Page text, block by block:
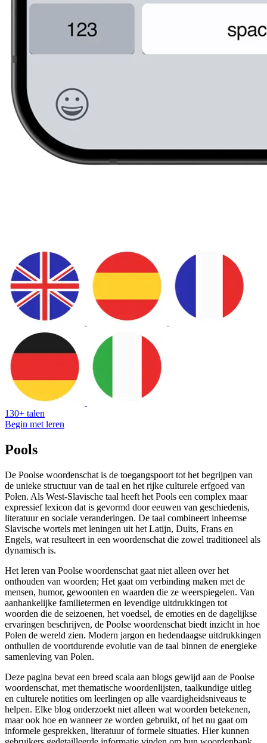
130+ talen
Begin met leren
Pools
De Poolse woordenschat is de toegangspoort tot het begrijpen van
de unieke structuur van de taal en het rijke culturele erfgoed van
Polen. Als West-Slavische taal heeft het Pools een complex maar
expressief lexicon dat is gevormd door eeuwen van geschiedenis,
literatuur en sociale veranderingen. De taal combineert inheemse
Slavische wortels met leningen uit het Latijn, Duits, Frans en
Engels, wat resulteert in een woordenschat die zowel traditioneel als
dynamisch is.
Het leren van Poolse woordenschat gaat niet alleen over het
onthouden van woorden; Het gaat om verbinding maken met de
mensen, humor, gewoonten en waarden die ze weerspiegelen. Van
aanhankelijke familietermen en levendige uitdrukkingen tot
woorden die de seizoenen, het voedsel, de emoties en de dagelijkse
ervaringen beschrijven, de Poolse woordenschat biedt inzicht in hoe
Polen de wereld zien. Modern jargon en hedendaagse uitdrukkingen
onthullen de voortdurende evolutie van de taal binnen de energieke
samenleving van Polen.
Deze pagina bevat een breed scala aan blogs gewijd aan de Poolse
woordenschat, met thematische woordenlijsten, taalkundige uitleg
en culturele notities om leerlingen op alle vaardigheidsniveaus te
helpen. Elke blog onderzoekt niet alleen wat woorden betekenen,
maar ook hoe en wanneer ze worden gebruikt, of het nu gaat om
informele gesprekken, literatuur of formele situaties. Hier kunnen